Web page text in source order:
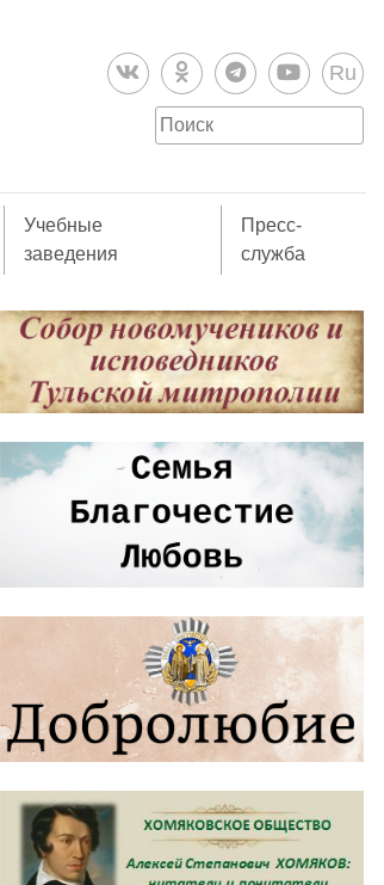
Ru
Учебные
заведения
Пресс-
служба